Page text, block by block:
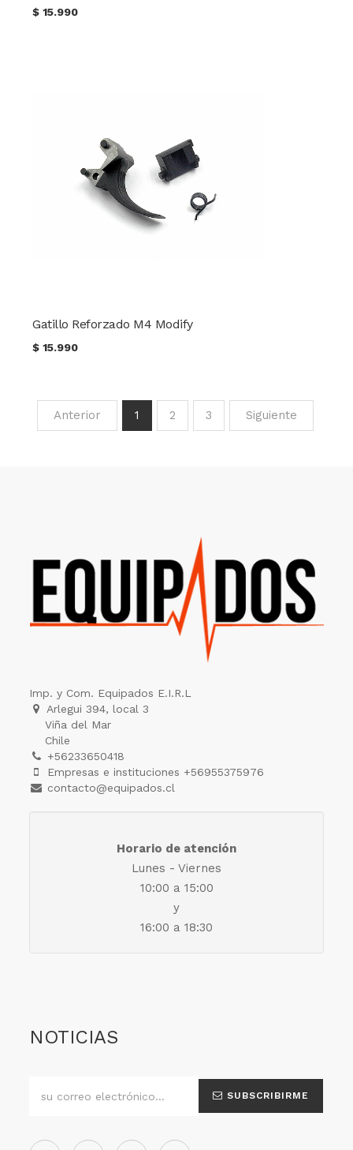
$15.990
Gatillo Reforzado M4 Modify
$15.990
Anterior 1 2 3 Siguiente
Imp. y Com. Equipados E.I.R.L
Arlegui 394, local 3
Viña del Mar
Chile
+56233650418
Empresas e instituciones +56955375976
contacto@equipados.cl
Horario de atención
Lunes - Viernes
10:00 a 15:00
y
16:00 a 18:30
NOTICIAS
SUBSCRIBIRME